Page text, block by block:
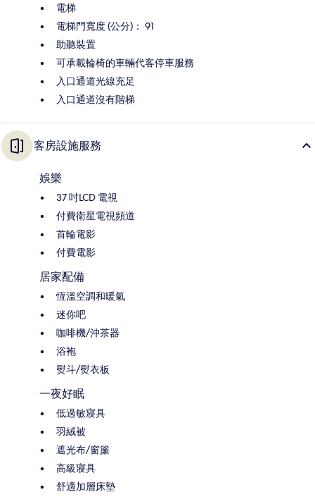
電梯
電梯門寬度 (公分)： 91
助聽裝置
可承載輪椅的車輛代客停車服務
入口通道光線充足
入口通道沒有階梯
客房設施服務
娛樂
37 吋LCD 電視
付費衛星電視頻道
首輪電影
付費電影
居家配備
恆溫空調和暖氣
迷你吧
咖啡機/沖茶器
浴袍
熨斗/熨衣板
一夜好眠
低過敏寢具
羽絨被
遮光布/窗簾
高級寢具
舒適加層床墊